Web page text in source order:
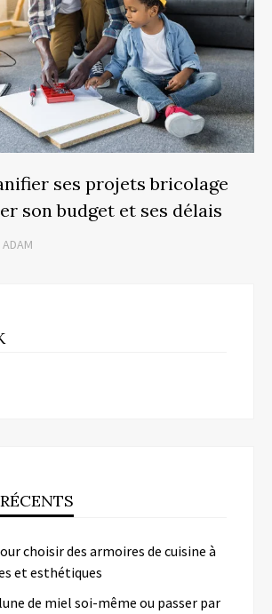
ses projets bricolage
son budget et ses délais
ADAM
choisir des armoires de cuisine à
et esthétiques
de miel soi-même ou passer par